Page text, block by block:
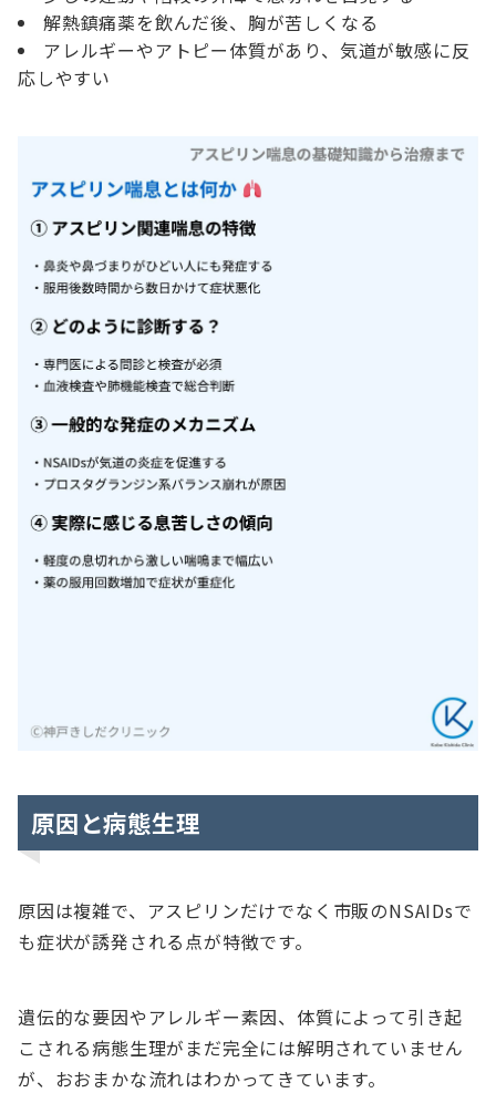
解熱鎮痛薬を飲んだ後、胸が苦しくなる
アレルギーやアトピー体質があり、気道が敏感に反
応しやすい
原因と病態生理
原因は複雑で、アスピリンだけでなく市販のNSAIDsで
も症状が誘発される点が特徴です。
遺伝的な要因やアレルギー素因、体質によって引き起
こされる病態生理がまだ完全には解明されていません
が、おおまかな流れはわかってきています。